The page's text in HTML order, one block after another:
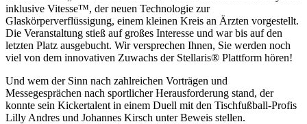
inklusive Vitesse™, der neuen Technologie zur
Glaskörperverflüssigung, einem kleinen Kreis an Ärzten vorgestellt.
Die Veranstaltung stieß auf großes Interesse und war bis auf den
letzten Platz ausgebucht. Wir versprechen Ihnen, Sie werden noch
viel von dem innovativen Zuwachs der Stellaris® Plattform hören!
Und wem der Sinn nach zahlreichen Vorträgen und
Messegesprächen nach sportlicher Herausforderung stand, der
konnte sein Kickertalent in einem Duell mit den Tischfußball-Profis
Lilly Andres und Johannes Kirsch unter Beweis stellen.